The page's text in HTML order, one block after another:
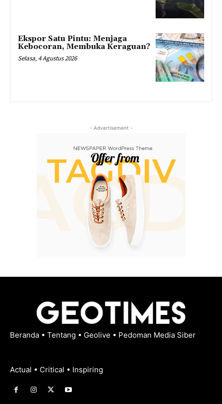
Ekspor Satu Pintu: Menjaga
Kebocoran, Membuka Keraguan?
Selasa, 4 Agustus 2026
- Advertisement -
Beranda • Tentang • Geolive • Pedoman Media Siber
Actual • Critical • Inspiring